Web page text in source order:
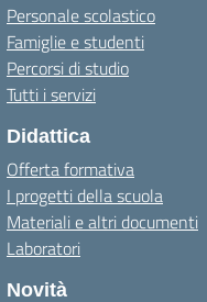
Personale scolastico
Famiglie e studenti
Percorsi di studio
Tutti i servizi
Didattica
Offerta formativa
I progetti della scuola
Materiali e altri documenti
Laboratori
Novità